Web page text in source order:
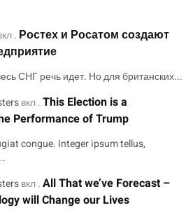
. Ростех и Росатом создают
СНГ речь идет. Но для британских...
вкл .This Election is a
Performance of Trump
congue. Integer ipsum tellus,
вкл .All That we’ve Forecast –
will Change our Lives